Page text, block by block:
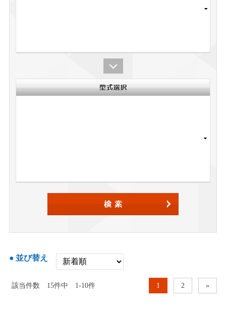
並び替え
該当件数 15件中 1-10件 1 2 »